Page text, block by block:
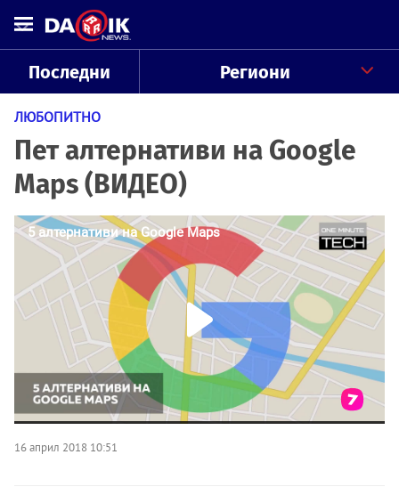
Последни Региони
ЛЮБОПИТНО
Пет алтернативи на Google
Maps (ВИДЕО)
16 април 2018 10:51